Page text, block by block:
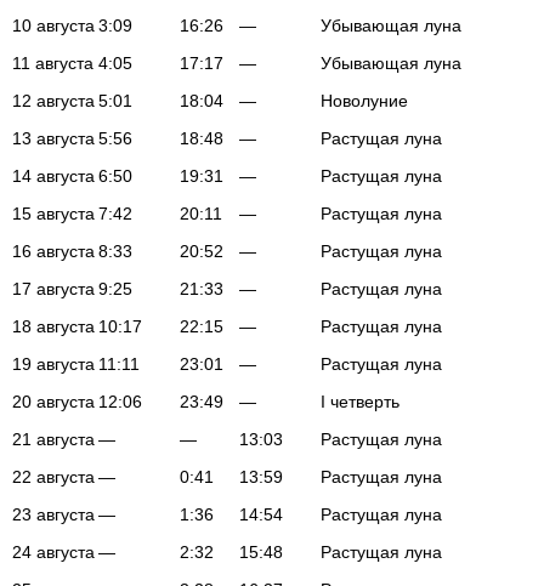
10 августа 3:09 16:26 —
Убывающая луна
11 августа 4:05 17:17 —
Убывающая луна
12 августа 5:01 18:04 —
Новолуние
13 августа 5:56 18:48 —
Растущая луна
14 августа 6:50 19:31 —
Растущая луна
15 августа 7:42 20:11 —
Растущая луна
16 августа 8:33 20:52 —
Растущая луна
17 августа 9:25 21:33 —
Растущая луна
18 августа 10:17 22:15 —
Растущая луна
19 августа 11:11 23:01 —
Растущая луна
20 августа 12:06 23:49 —
I четверть
21 августа — — 13:03
Растущая луна
22 августа — 0:41 13:59
Растущая луна
23 августа — 1:36 14:54
Растущая луна
24 августа — 2:32 15:48
Растущая луна